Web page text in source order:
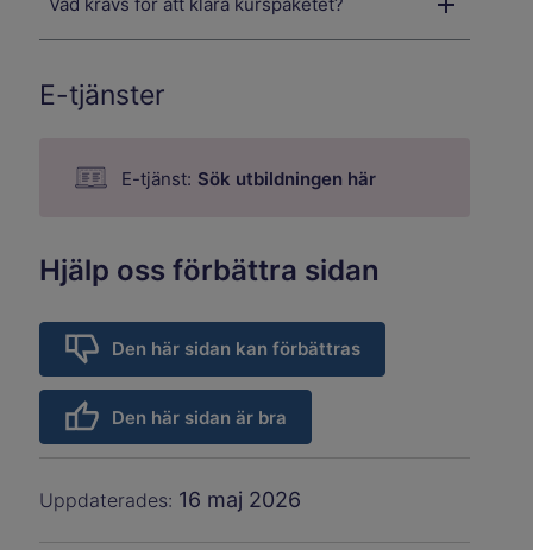
E-tjänster
E-tjänst: Sök utbildningen här
Hjälp oss förbättra sidan
Den här sidan kan förbättras
Den här sidan är bra
Uppdaterades: 16 maj 2026